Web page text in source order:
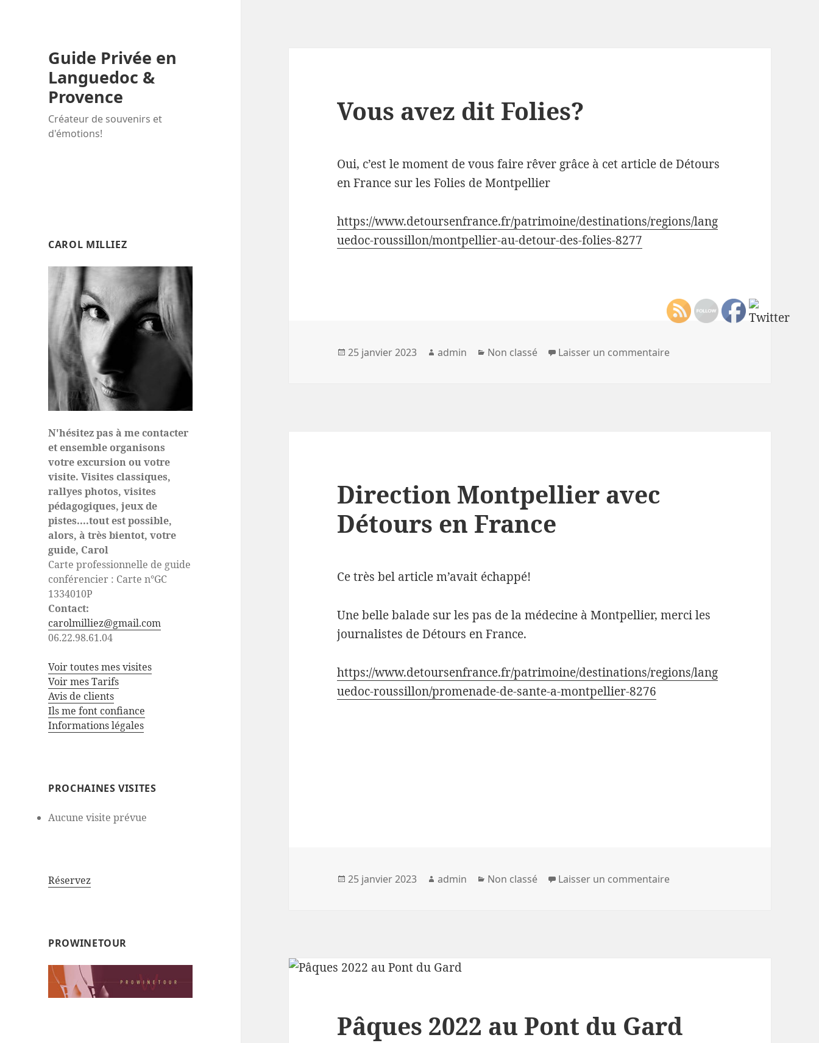
Guide Privée en
Languedoc &
Provence
Créateur de souvenirs et
d'émotions!
CAROL MILLIEZ
N'hésitez pas à me contacter
et ensemble organisons
votre excursion ou votre
visite. Visites classiques,
rallyes photos, visites
pédagogiques, jeux de
pistes....tout est possible,
alors, à très bientot, votre
guide, Carol
Carte professionnelle de guide
conférencier : Carte n°GC
1334010P
Contact:
carolmilliez@gmail.com
06.22.98.61.04
Voir toutes mes visites
Voir mes Tarifs
Avis de clients
Ils me font confiance
Informations légales
PROCHAINES VISITES
Aucune visite prévue
Réservez
PROWINETOUR
Vous avez dit Folies?
Oui, c’est le moment de vous faire rêver grâce à cet article de Détours
en France sur les Folies de Montpellier
https://www.detoursenfrance.fr/patrimoine/destinations/regions/lang
uedoc-roussillon/montpellier-au-detour-des-folies-8277
Publié
25 janvier 2023 Auteur
admin Catégories
Non classé Laisser un commentairesur Vous avez dit Folies?
Direction Montpellier avec
Détours en France
Ce très bel article m’avait échappé!
Une belle balade sur les pas de la médecine à Montpellier, merci les
journalistes de Détours en France.
https://www.detoursenfrance.fr/patrimoine/destinations/regions/lang
uedoc-roussillon/promenade-de-sante-a-montpellier-8276
Publié
25 janvier 2023 Auteur
admin Catégories
Non classé Laisser un commentairesur Direction Montpellier avec
Pâques 2022 au Pont du Gard